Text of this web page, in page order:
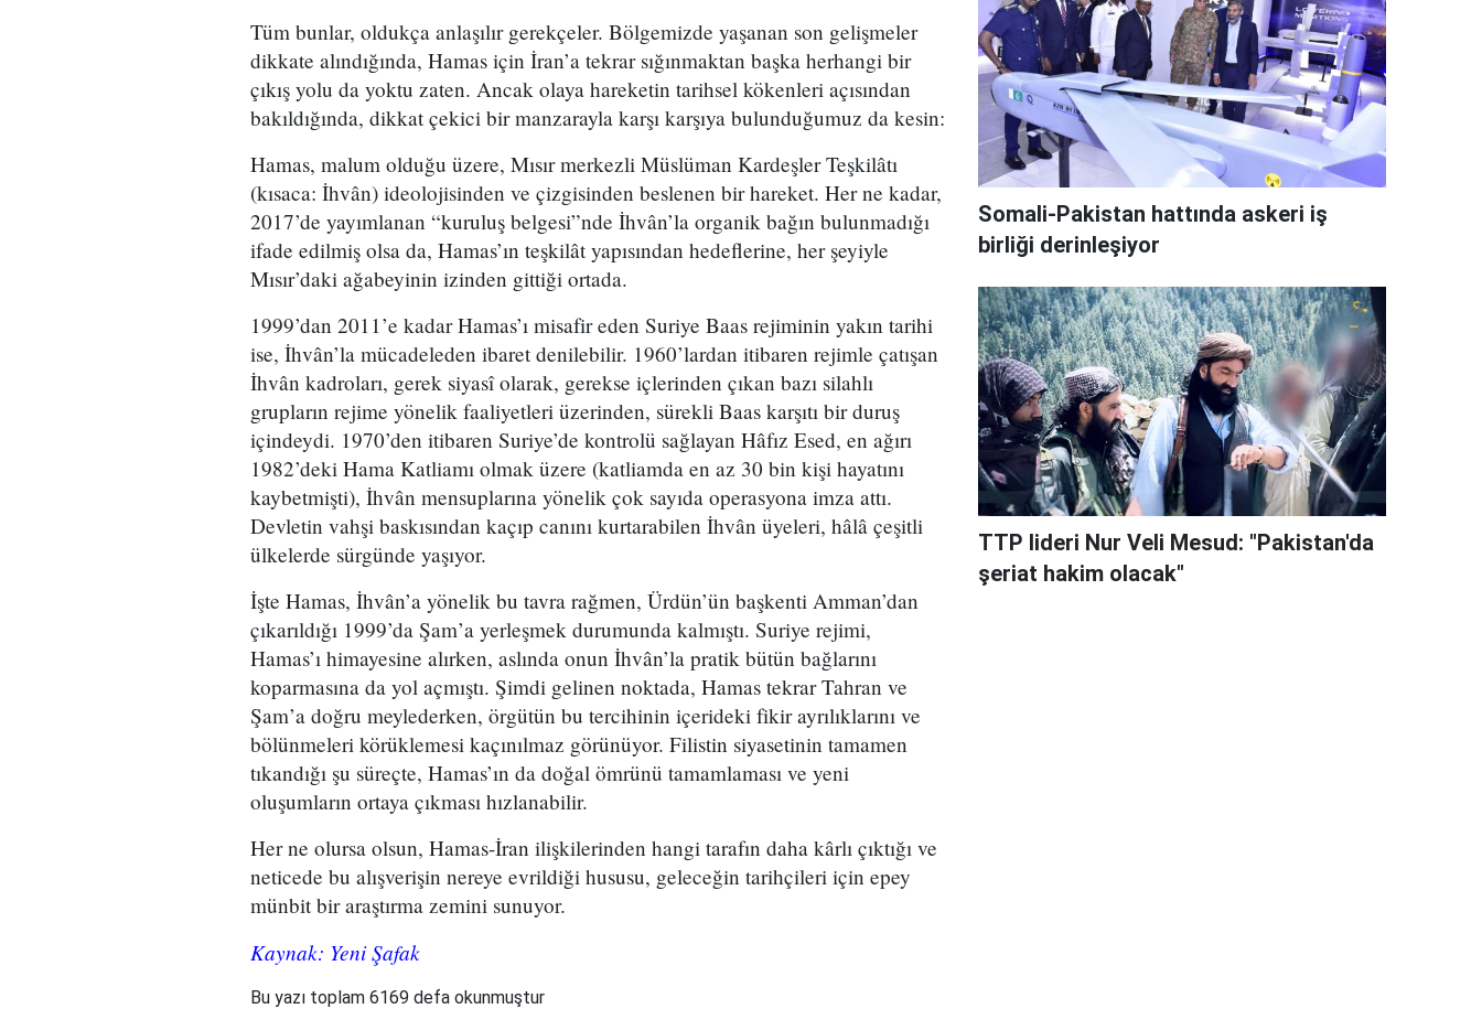
Tüm bunlar, oldukça anlaşılır gerekçeler. Bölgemizde yaşanan son gelişmeler
dikkate alındığında, Hamas için İran’a tekrar sığınmaktan başka herhangi bir
çıkış yolu da yoktu zaten. Ancak olaya hareketin tarihsel kökenleri açısından
bakıldığında, dikkat çekici bir manzarayla karşı karşıya bulunduğumuz da kesin:
Hamas, malum olduğu üzere, Mısır merkezli Müslüman Kardeşler Teşkilâtı
(kısaca: İhvân) ideolojisinden ve çizgisinden beslenen bir hareket. Her ne kadar,
2017’de yayımlanan “kuruluş belgesi”nde İhvân’la organik bağın bulunmadığı
ifade edilmiş olsa da, Hamas’ın teşkilât yapısından hedeflerine, her şeyiyle
Mısır’daki ağabeyinin izinden gittiği ortada.
1999’dan 2011’e kadar Hamas’ı misafir eden Suriye Baas rejiminin yakın tarihi
ise, İhvân’la mücadeleden ibaret denilebilir. 1960’lardan itibaren rejimle çatışan
İhvân kadroları, gerek siyasî olarak, gerekse içlerinden çıkan bazı silahlı
grupların rejime yönelik faaliyetleri üzerinden, sürekli Baas karşıtı bir duruş
içindeydi. 1970’den itibaren Suriye’de kontrolü sağlayan Hâfız Esed, en ağırı
1982’deki Hama Katliamı olmak üzere (katliamda en az 30 bin kişi hayatını
kaybetmişti), İhvân mensuplarına yönelik çok sayıda operasyona imza attı.
Devletin vahşi baskısından kaçıp canını kurtarabilen İhvân üyeleri, hâlâ çeşitli
ülkelerde sürgünde yaşıyor.
İşte Hamas, İhvân’a yönelik bu tavra rağmen, Ürdün’ün başkenti Amman’dan
çıkarıldığı 1999’da Şam’a yerleşmek durumunda kalmıştı. Suriye rejimi,
Hamas’ı himayesine alırken, aslında onun İhvân’la pratik bütün bağlarını
koparmasına da yol açmıştı. Şimdi gelinen noktada, Hamas tekrar Tahran ve
Şam’a doğru meylederken, örgütün bu tercihinin içerideki fikir ayrılıklarını ve
bölünmeleri körüklemesi kaçınılmaz görünüyor. Filistin siyasetinin tamamen
tıkandığı şu süreçte, Hamas’ın da doğal ömrünü tamamlaması ve yeni
oluşumların ortaya çıkması hızlanabilir.
Her ne olursa olsun, Hamas-İran ilişkilerinden hangi tarafın daha kârlı çıktığı ve
neticede bu alışverişin nereye evrildiği hususu, geleceğin tarihçileri için epey
münbit bir araştırma zemini sunuyor.
Kaynak: Yeni Şafak
Bu yazı toplam 6169 defa okunmuştur
Somali-Pakistan hattında askeri iş
birliği derinleşiyor
TTP lideri Nur Veli Mesud: "Pakistan'da
şeriat hakim olacak"